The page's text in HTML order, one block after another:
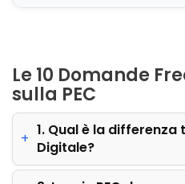
Le 10 Domande
sulla PEC
1. Qual è la differenza
Digitale?